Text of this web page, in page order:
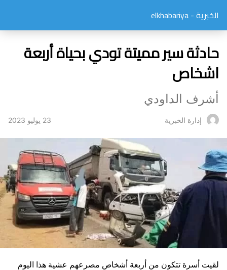
الخبرية - elkhabariya
حادثة سير مميتة تودي بحياة أربعة
اشخاص
أشرف الداودي
إدارة الخبرية 23 يوليو 2023
لقيت أسرة تتكون من أربعة أشخاص مصرعهم عشية هذا اليوم